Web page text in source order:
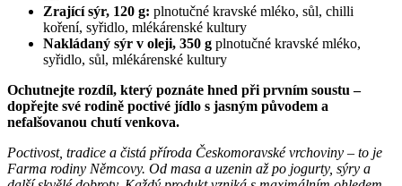
Zrající sýr, 120 g: plnotučné kravské mléko, sůl, chilli
koření, syřidlo, mlékárenské kultury
Nakládaný sýr v oleji, 350 g plnotučné kravské mléko,
syřidlo, sůl, mlékárenské kultury
Ochutnejte rozdíl, který poznáte hned při prvním soustu –
dopřejte své rodině poctivé jídlo s jasným původem a
nefalšovanou chutí venkova.
Poctivost, tradice a čistá příroda Českomoravské vrchoviny – to je
Farma rodiny Němcovy. Od masa a uzenin až po jogurty, sýry a